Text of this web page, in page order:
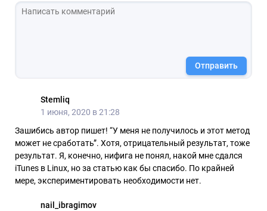
Отправить
Stemliq
1 июня, 2020 в 21:28
Зашибись автор пишет! “У меня не получилось и этот метод
может не сработать”. Хотя, отрицательный результат, тоже
результат. Я, конечно, нифига не понял, накой мне сдался
iTunes в Linux, но за статью как бы спасибо. По крайней
мере, экспериментировать необходимости нет.
nail_ibragimov